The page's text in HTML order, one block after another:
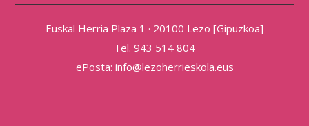
Euskal Herria Plaza 1 · 20100 Lezo [Gipuzkoa]
Tel. 943 514 804
ePosta: info@lezoherrieskola.eus